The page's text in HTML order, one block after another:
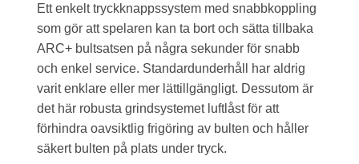
Ett enkelt tryckknappssystem med snabbkoppling
som gör att spelaren kan ta bort och sätta tillbaka
ARC+ bultsatsen på några sekunder för snabb
och enkel service. Standardunderhåll har aldrig
varit enklare eller mer lättillgängligt. Dessutom är
det här robusta grindsystemet luftlåst för att
förhindra oavsiktlig frigöring av bulten och håller
säkert bulten på plats under tryck.